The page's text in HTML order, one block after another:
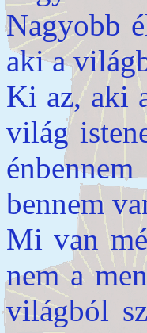
Nagyobb
aki a
Ki az, aki
világ
bennem
Mi van
nem a
világból